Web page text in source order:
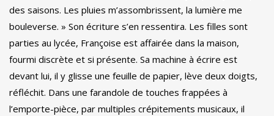
des saisons. Les pluies m’assombrissent, la lumière me
bouleverse. » Son écriture s’en ressentira. Les filles sont
parties au lycée, Françoise est affairée dans la maison,
fourmi discrète et si présente. Sa machine à écrire est
devant lui, il y glisse une feuille de papier, lève deux doigts,
réfléchit. Dans une farandole de touches frappées à
l’emporte-pièce, par multiples crépitements musicaux, il